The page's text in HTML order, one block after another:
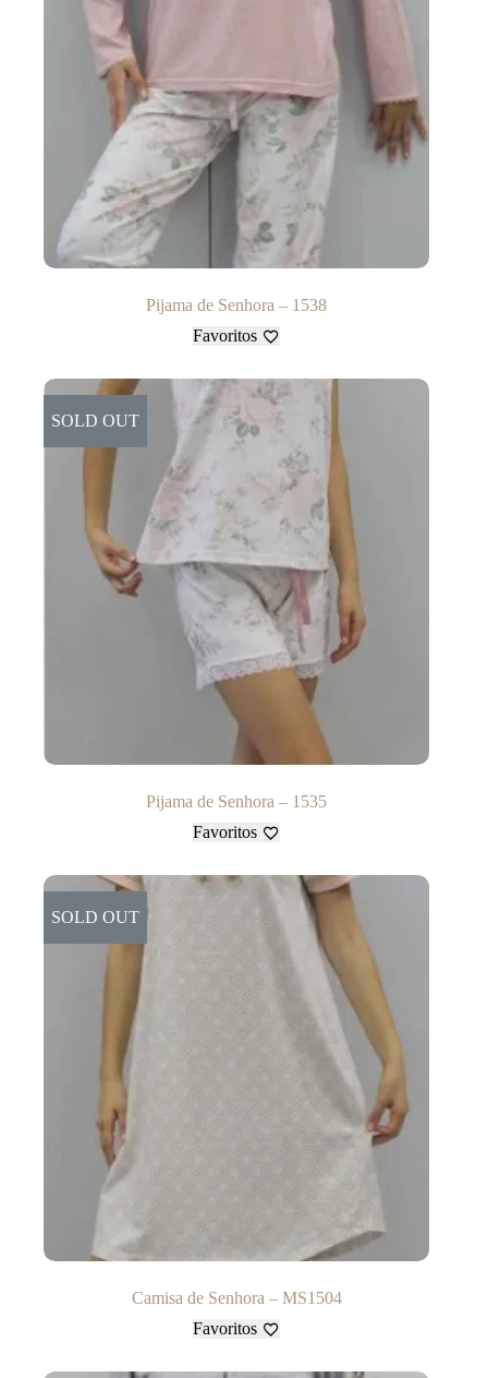
Pijama de Senhora – 1538
Favoritos
SOLD OUT
Pijama de Senhora – 1535
Favoritos
SOLD OUT
Camisa de Senhora – MS1504
Favoritos